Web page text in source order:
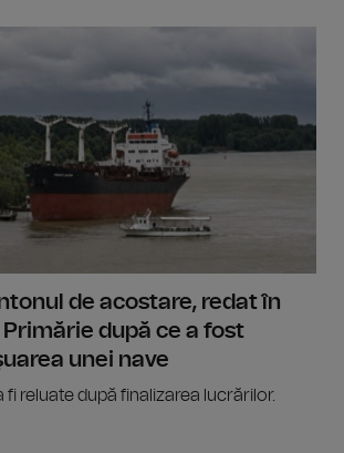
de acostare, redat în
după ce a fost
unei nave
fi reluate după finalizarea lucrărilor.